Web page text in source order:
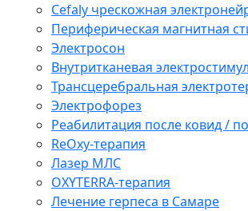
Cefaly чреcкожная
Периферическая магнитная
Электросон
Внутритканевая
Трансцеребральная
Электрофорез
Реабилитация после ковид /
ReOxy-терапия
Лазер МЛС
OXYTERRA-терапия
Лечение герпеса в Самаре